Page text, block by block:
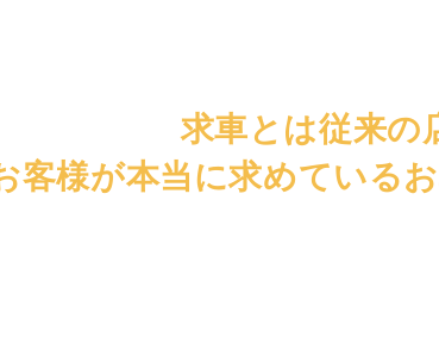
求車とは従来の
お客様が本当に求めている